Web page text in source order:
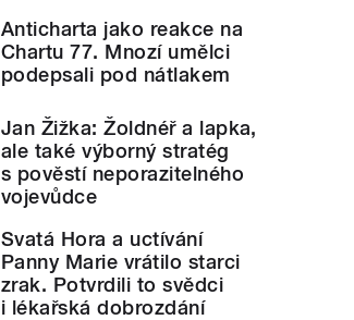
Anticharta jako reakce na
Chartu 77. Mnozí umělci
podepsali pod nátlakem
Jan Žižka: Žoldnéř a lapka,
ale také výborný stratég
s pověstí neporazitelného
vojevůdce
Svatá Hora a uctívání
Panny Marie vrátilo starci
zrak. Potvrdili to svědci
i lékařská dobrozdání